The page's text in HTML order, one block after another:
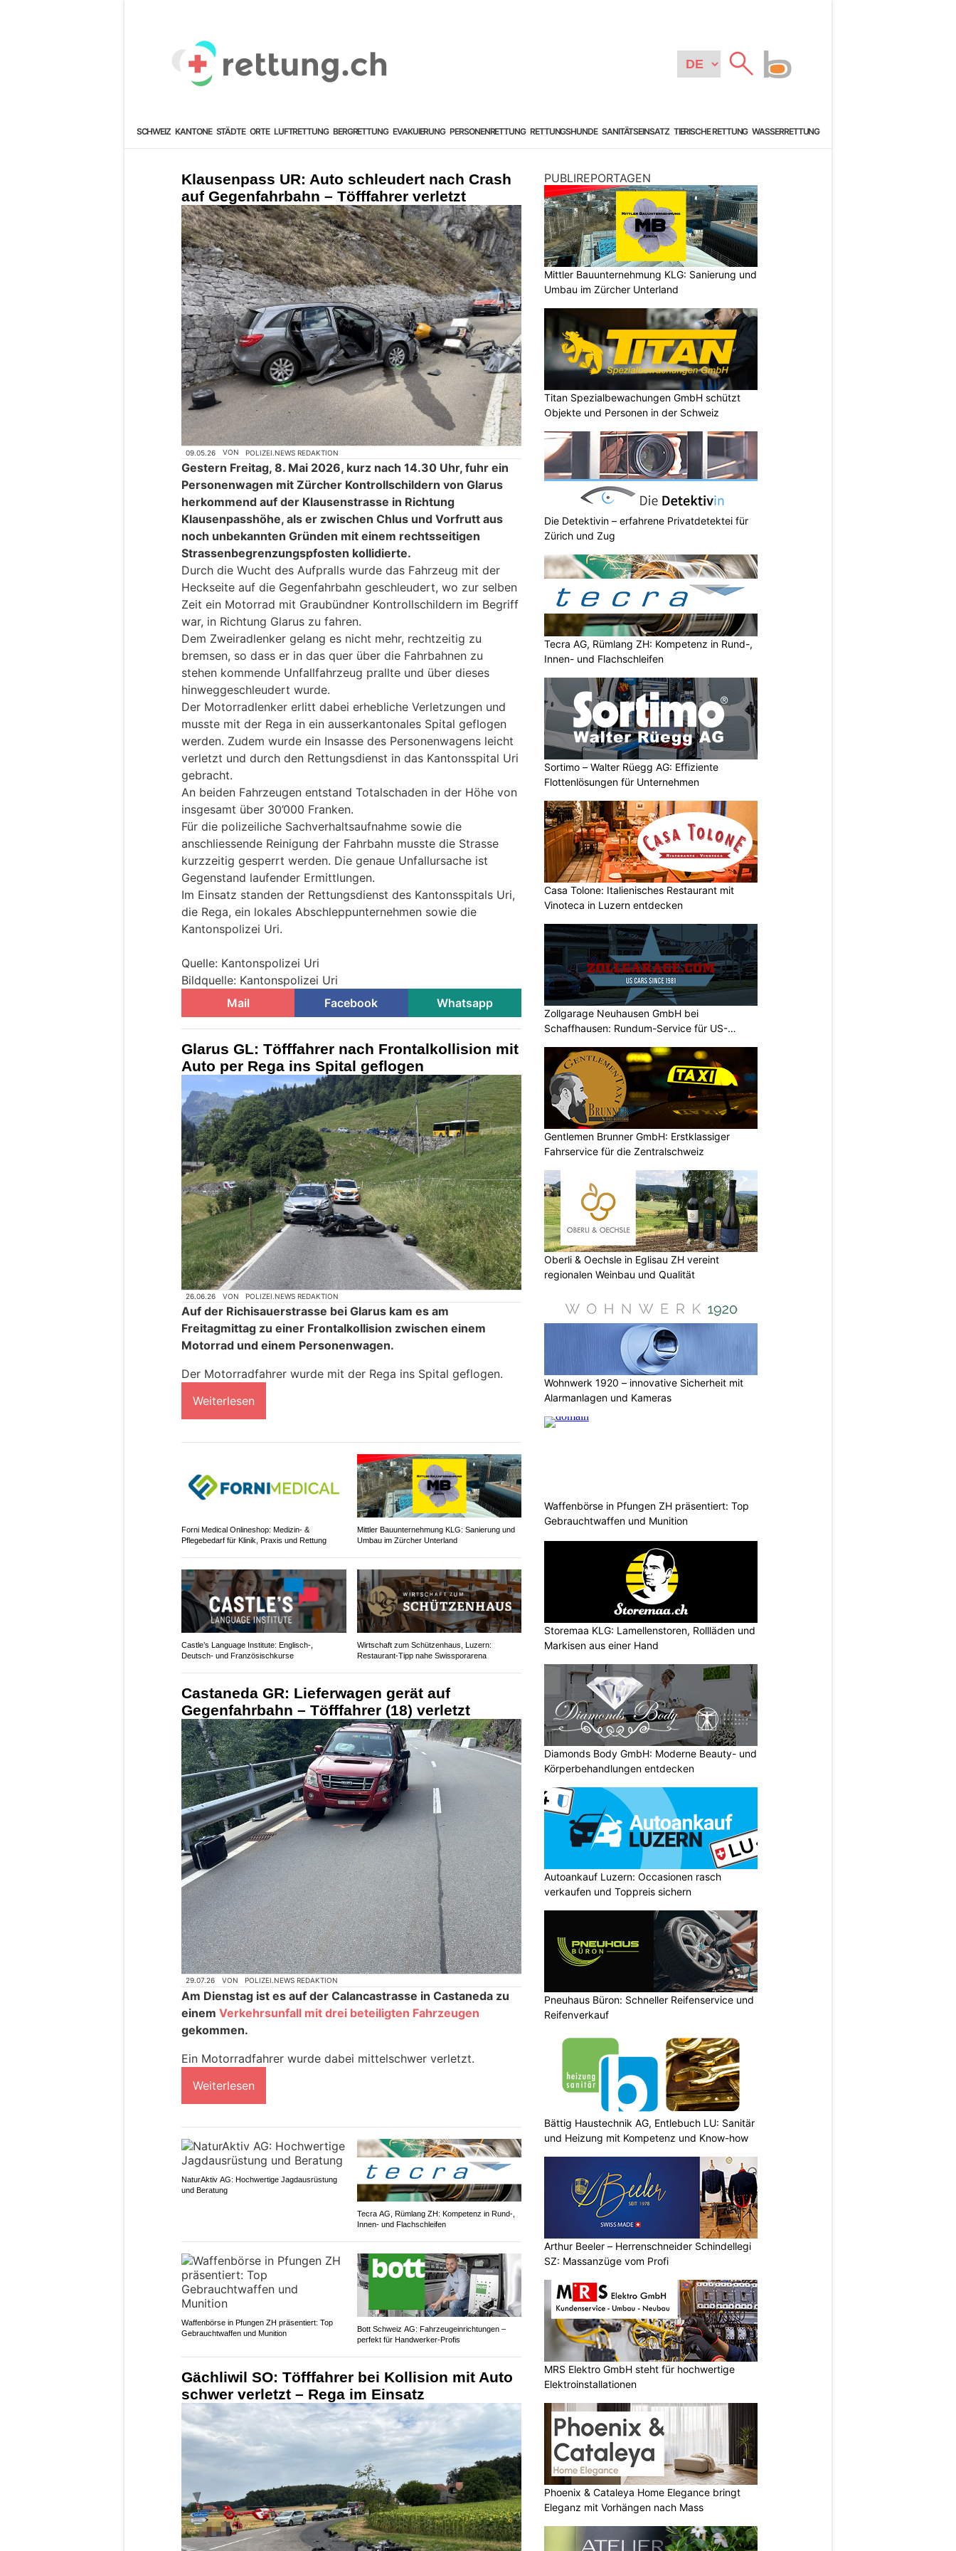
SCHWEIZ KANTONE STÄDTE ORTE LUFTRETTUNG BERGRETTUNG EVAKUIERUNG PERSONENRETTUNG RETTUNGSHUNDE SANITÄTSEINSATZ TIERISCHE RETTUNG WASSERRETTUNG
Klausenpass UR: Auto schleudert nach Crash
auf Gegenfahrbahn – Töfffahrer verletzt
09.05.26 VON POLIZEI.NEWS REDAKTION
Gestern Freitag, 8. Mai 2026, kurz nach 14.30 Uhr, fuhr ein
Personenwagen mit Zürcher Kontrollschildern von Glarus
herkommend auf der Klausenstrasse in Richtung
Klausenpasshöhe, als er zwischen Chlus und Vorfrutt aus
noch unbekannten Gründen mit einem rechtsseitigen
Strassenbegrenzungspfosten kollidierte.
Durch die Wucht des Aufpralls wurde das Fahrzeug mit der
Heckseite auf die Gegenfahrbahn geschleudert, wo zur selben
Zeit ein Motorrad mit Graubündner Kontrollschildern im Begriff
war, in Richtung Glarus zu fahren.
Dem Zweiradlenker gelang es nicht mehr, rechtzeitig zu
bremsen, so dass er in das quer über die Fahrbahnen zu
stehen kommende Unfallfahrzeug prallte und über dieses
hinweggeschleudert wurde.
Der Motorradlenker erlitt dabei erhebliche Verletzungen und
musste mit der Rega in ein ausserkantonales Spital geflogen
werden. Zudem wurde ein Insasse des Personenwagens leicht
verletzt und durch den Rettungsdienst in das Kantonsspital Uri
gebracht.
An beiden Fahrzeugen entstand Totalschaden in der Höhe von
insgesamt über 30’000 Franken.
Für die polizeiliche Sachverhaltsaufnahme sowie die
anschliessende Reinigung der Fahrbahn musste die Strasse
kurzzeitig gesperrt werden. Die genaue Unfallursache ist
Gegenstand laufender Ermittlungen.
Im Einsatz standen der Rettungsdienst des Kantonsspitals Uri,
die Rega, ein lokales Abschleppunternehmen sowie die
Kantonspolizei Uri.
Quelle: Kantonspolizei Uri
Bildquelle: Kantonspolizei Uri
Mail
Facebook Whatsapp
Glarus GL: Töfffahrer nach Frontalkollision mit
Auto per Rega ins Spital geflogen
26.06.26 VON POLIZEI.NEWS REDAKTION
Auf der Richisauerstrasse bei Glarus kam es am
Freitagmittag zu einer Frontalkollision zwischen einem
Motorrad und einem Personenwagen.
Der Motorradfahrer wurde mit der Rega ins Spital geflogen.
Weiterlesen
Forni Medical Onlineshop: Medizin- &
Pflegebedarf für Klinik, Praxis und Rettung
Mittler Bauunternehmung KLG: Sanierung und
Umbau im Zürcher Unterland
Castle’s Language Institute: Englisch-,
Deutsch- und Französischkurse
Wirtschaft zum Schützenhaus, Luzern:
Restaurant-Tipp nahe Swissporarena
Castaneda GR: Lieferwagen gerät auf
Gegenfahrbahn – Töfffahrer (18) verletzt
29.07.26 VON POLIZEI.NEWS REDAKTION
Am Dienstag ist es auf der Calancastrasse in Castaneda zu
einem Verkehrsunfall mit drei beteiligten Fahrzeugen
gekommen.
Ein Motorradfahrer wurde dabei mittelschwer verletzt.
Weiterlesen
NaturAktiv AG: Hochwertige Jagdausrüstung
und Beratung
Tecra AG, Rümlang ZH: Kompetenz in Rund-,
Innen- und Flachschleifen
Waffenbörse in Pfungen ZH präsentiert: Top
Gebrauchtwaffen und Munition
Bott Schweiz AG: Fahrzeugeinrichtungen –
perfekt für Handwerker-Profis
Gächliwil SO: Töfffahrer bei Kollision mit Auto
schwer verletzt – Rega im Einsatz
PUBLIREPORTAGEN
Mittler Bauunternehmung KLG: Sanierung und
Umbau im Zürcher Unterland
Titan Spezialbewachungen GmbH schützt
Objekte und Personen in der Schweiz
Die Detektivin – erfahrene Privatdetektei für
Zürich und Zug
Tecra AG, Rümlang ZH: Kompetenz in Rund-,
Innen- und Flachschleifen
Sortimo – Walter Rüegg AG: Effiziente
Flottenlösungen für Unternehmen
Casa Tolone: Italienisches Restaurant mit
Vinoteca in Luzern entdecken
Zollgarage Neuhausen GmbH bei
Schaffhausen: Rundum-Service für US-
Gentlemen Brunner GmbH: Erstklassiger
Fahrservice für die Zentralschweiz
Oberli & Oechsle in Eglisau ZH vereint
regionalen Weinbau und Qualität
Wohnwerk 1920 – innovative Sicherheit mit
Alarmanlagen und Kameras
Waffenbörse in Pfungen ZH präsentiert: Top
Gebrauchtwaffen und Munition
Storemaa KLG: Lamellenstoren, Rollläden und
Markisen aus einer Hand
Diamonds Body GmbH: Moderne Beauty- und
Körperbehandlungen entdecken
Autoankauf Luzern: Occasionen rasch
verkaufen und Toppreis sichern
Pneuhaus Büron: Schneller Reifenservice und
Reifenverkauf
Bättig Haustechnik AG, Entlebuch LU: Sanitär
und Heizung mit Kompetenz und Know-how
Arthur Beeler – Herrenschneider Schindellegi
SZ: Massanzüge vom Profi
MRS Elektro GmbH steht für hochwertige
Elektroinstallationen
Phoenix & Cataleya Home Elegance bringt
Eleganz mit Vorhängen nach Mass